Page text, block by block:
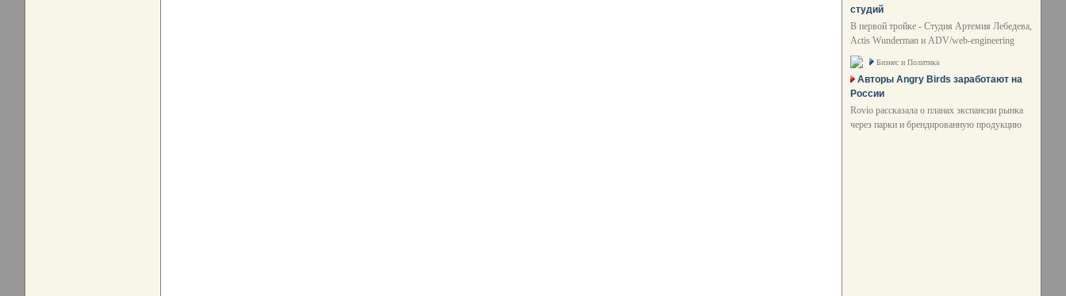
студий
В первой тройке - Студия Артемия Лебедева,
Actis Wunderman и ADV/web-engineering
Бизнес и Политика
Авторы Angry Birds заработают на
России
Rovio рассказала о планах экспансии рынка
через парки и брендированную продукцию